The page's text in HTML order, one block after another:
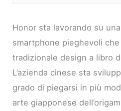
Honor sta lavorando su
smartphone pieghevoli
tradizionale design a libro
L’azienda cinese sta
grado di piegarsi in più
arte giapponese